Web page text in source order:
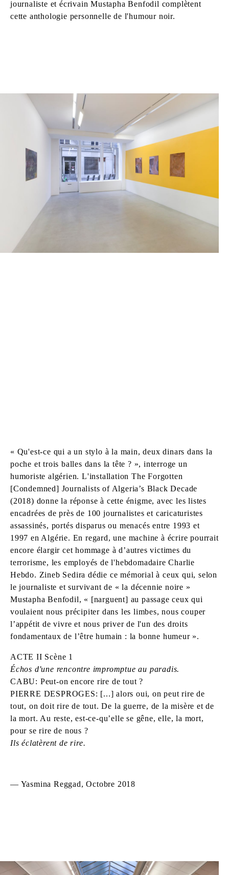
journaliste et écrivain Mustapha Benfodil complètent
cette anthologie personnelle de l'humour noir.
« Qu'est-ce qui a un stylo à la main, deux dinars dans la
poche et trois balles dans la tête ? », interroge un
humoriste algérien. L'installation The Forgotten
[Condemned] Journalists of Algeria’s Black Decade
(2018) donne la réponse à cette énigme, avec les listes
encadrées de près de 100 journalistes et caricaturistes
assassinés, portés disparus ou menacés entre 1993 et
1997 en Algérie. En regard, une machine à écrire pourrait
encore élargir cet hommage à d’autres victimes du
terrorisme, les employés de l'hebdomadaire Charlie
Hebdo. Zineb Sedira dédie ce mémorial à ceux qui, selon
le journaliste et survivant de « la décennie noire »
Mustapha Benfodil, « [narguent] au passage ceux qui
voulaient nous précipiter dans les limbes, nous couper
l’appétit de vivre et nous priver de l'un des droits
fondamentaux de l’être humain : la bonne humeur ».
ACTE II Scène 1
Échos d'une rencontre impromptue au paradis.
CABU: Peut-on encore rire de tout ?
PIERRE DESPROGES: [...] alors oui, on peut rire de
tout, on doit rire de tout. De la guerre, de la misère et de
la mort. Au reste, est-ce-qu’elle se gêne, elle, la mort,
pour se rire de nous ?
Ils éclatèrent de rire.
— Yasmina Reggad, Octobre 2018